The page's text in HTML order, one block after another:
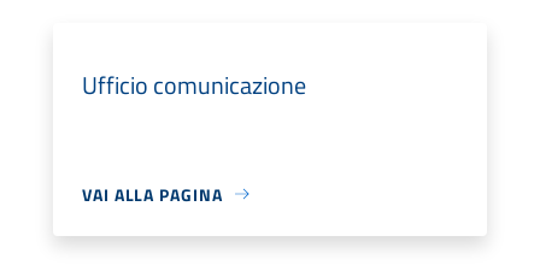
Ufficio comunicazione
VAI ALLA PAGINA